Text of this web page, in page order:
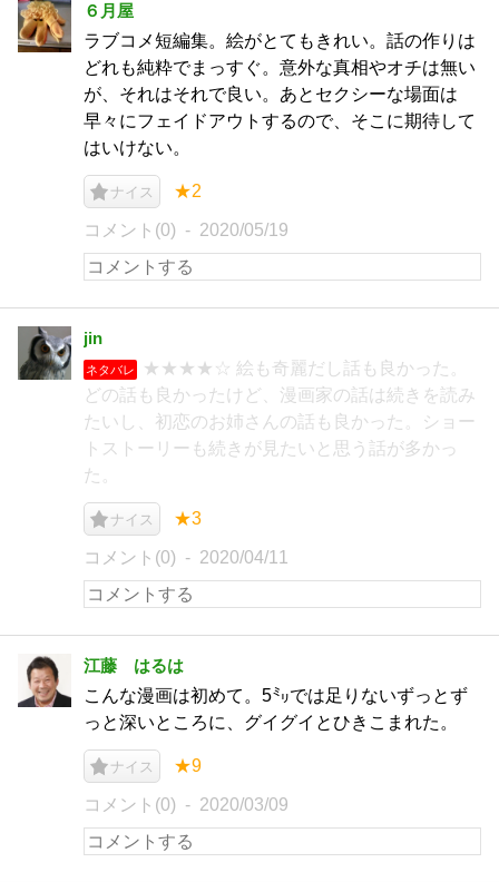
６月屋
ラブコメ短編集。絵がとてもきれい。話の作りは
どれも純粋でまっすぐ。意外な真相やオチは無い
が、それはそれで良い。あとセクシーな場面は
早々にフェイドアウトするので、そこに期待して
はいけない。
ナイス ★2
コメント(0) 2020/05/19
jin
ネタバレ
★★★★☆ 絵も奇麗だし話も良かった。
どの話も良かったけど、漫画家の話は続きを読み
たいし、初恋のお姉さんの話も良かった。ショー
トストーリーも続きが見たいと思う話が多かっ
た。
ナイス ★3
コメント(0) 2020/04/11
江藤 はるは
こんな漫画は初めて。5㍉では足りないずっとず
っと深いところに、グイグイとひきこまれた。
ナイス ★9
コメント(0) 2020/03/09